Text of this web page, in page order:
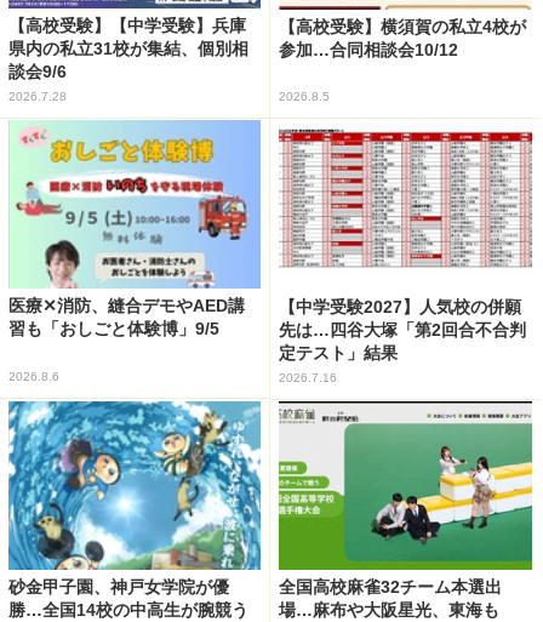
【高校受験】【中学受験】兵庫
県内の私立31校が集結、個別相
談会9/6
2026.7.28
【高校受験】横須賀の私立4校が
参加…合同相談会10/12
2026.8.5
医療✕消防、縫合デモやAED講
習も「おしごと体験博」9/5
2026.8.6
【中学受験2027】人気校の併願
先は…四谷大塚「第2回合不合判
定テスト」結果
2026.7.16
砂金甲子園、神戸女学院が優
勝…全国14校の中高生が腕競う
全国高校麻雀32チーム本選出
場…麻布や大阪星光、東海も